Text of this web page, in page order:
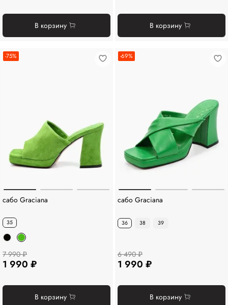
В корзину В корзину
-75%
сабо Graciana
35
7 990 ₽
1 990 ₽
В корзину
-69%
сабо Graciana
36 38 39
6 490 ₽
1 990 ₽
В корзину